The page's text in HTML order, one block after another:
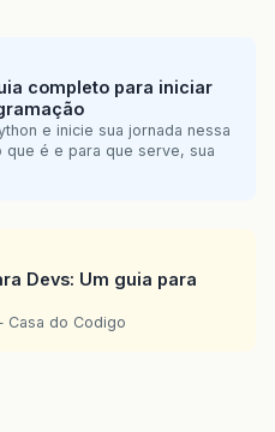
completo para iniciar
e inicie sua jornada nessa
que é e para que serve, sua
Devs: Um guia para
Casa do Codigo